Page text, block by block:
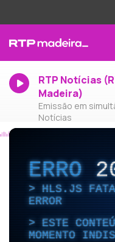
RTP Notícias
Madeira)
Emissão em
Notícias
ERRO
HLS.JS
ERROR
ESTE
MOMENTO